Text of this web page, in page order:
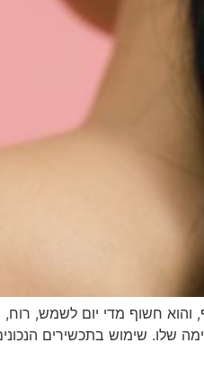
והוא חשוף מדי יום לשמש,
שלו. שימוש בתכשירים